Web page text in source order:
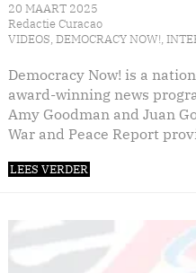
20 MAART 2025
Redactie Curacao
VIDEOS, DEMOCRACY NOW!,
Democracy Now! is a
award-winning news
Amy Goodman and Juan
War and Peace Report
LEES VERDER